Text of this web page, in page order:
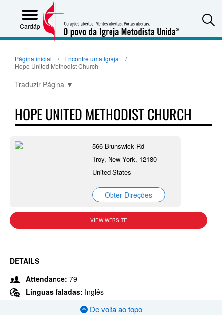
Cardápio
Página inicial
Encontre uma Igreja
Hope United Methodist Church
Traduzir Página ▼
HOPE UNITED METHODIST CHURCH
566 Brunswick Rd
Troy, New York, 12180
United States
Obter Direções
VIEW WEBSITE
DETAILS
Attendance: 79
Línguas faladas: Inglês
De volta ao topo